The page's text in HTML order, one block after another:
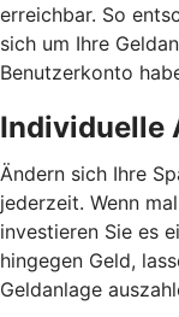
erreichbar. So
sich um Ihre
Benutzerkonto
Individuelle
Ändern sich Ihre
jederzeit. Wenn
investieren Sie es
hingegen Geld,
Geldanlage